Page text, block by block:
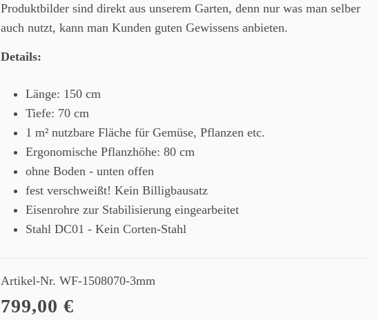
Produktbilder sind direkt aus unserem Garten, denn nur was man selber
auch nutzt, kann man Kunden guten Gewissens anbieten.
Details:
Länge: 150 cm
Tiefe: 70 cm
1 m² nutzbare Fläche für Gemüse, Pflanzen etc.
Ergonomische Pflanzhöhe: 80 cm
ohne Boden - unten offen
fest verschweißt! Kein Billigbausatz
Eisenrohre zur Stabilisierung eingearbeitet
Stahl DC01 - Kein Corten-Stahl
Artikel-Nr. WF-1508070-3mm
799,00 €